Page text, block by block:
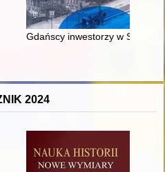
synów szlacheckich w XVI-
Gdańscy inwestorzy w
2024